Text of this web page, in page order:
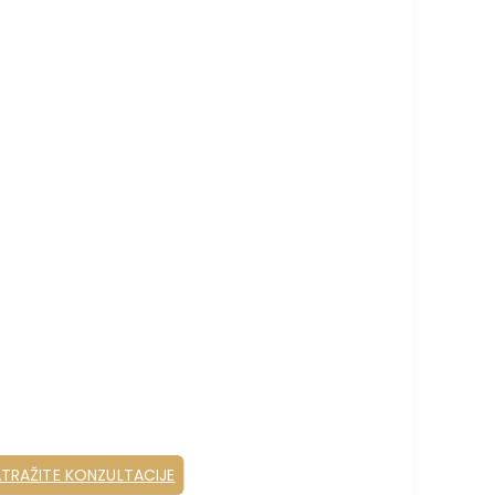
KONZULTACIJE
simptoma, posebno